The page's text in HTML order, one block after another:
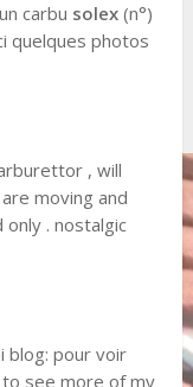
carbu solex(n°)
quelques photos
, will
moving and
. nostalgic
blog: pour voir
see more of my